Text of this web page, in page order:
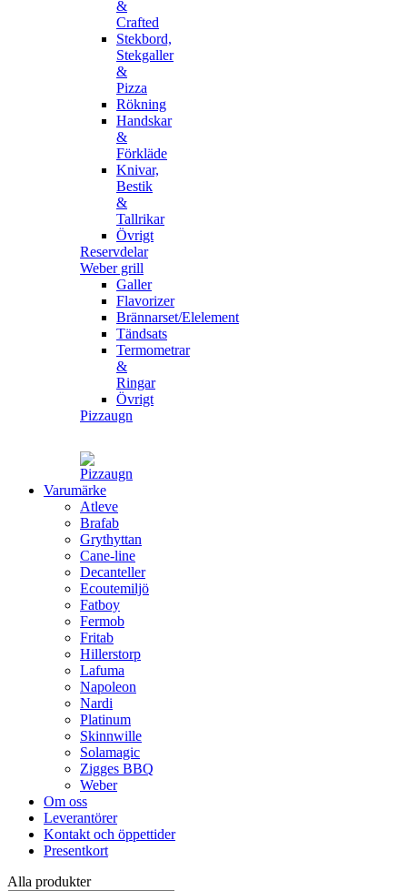
&
Crafted
Stekbord,
Stekgaller
&
Pizza
Rökning
Handskar
&
Förkläde
Knivar,
Bestik
&
Tallrikar
Övrigt
Reservdelar
Weber grill
Galler
Flavorizer
Brännarset/Elelement
Tändsats
Termometrar
&
Ringar
Övrigt
Pizzaugn
Varumärke
Atleve
Brafab
Grythyttan
Cane-line
Decanteller
Ecoutemiljö
Fatboy
Fermob
Fritab
Hillerstorp
Lafuma
Napoleon
Nardi
Platinum
Skinnwille
Solamagic
Zigges BBQ
Weber
Om oss
Leverantörer
Kontakt och öppettider
Presentkort
Alla produkter